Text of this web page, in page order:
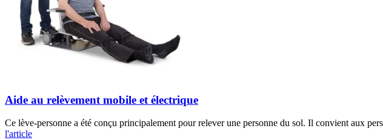
Aide au relèvement mobile et électrique
Ce lève-personne a été conçu principalement pour relever une personne du sol. Il convient aux
l'article